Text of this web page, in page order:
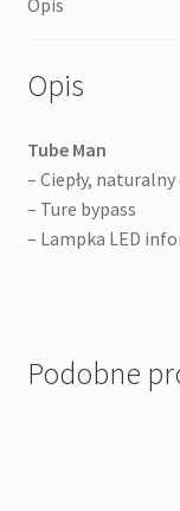
Opis
Opis
Tube Man
– Ciepły,
– Ture bypass
– Lampka LED
Podobne